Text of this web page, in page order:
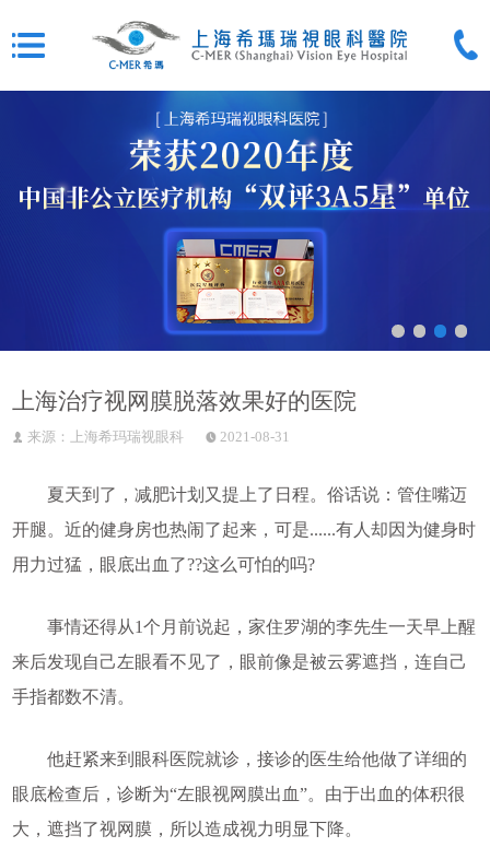
上海治疗视网膜脱落效果好的医院
来源：上海希玛瑞视眼科 2021-08-31
夏天到了，减肥计划又提上了日程。俗话说：管住嘴迈
开腿。近的健身房也热闹了起来，可是......有人却因为健身时
用力过猛，眼底出血了??这么可怕的吗?
事情还得从1个月前说起，家住罗湖的李先生一天早上醒
来后发现自己左眼看不见了，眼前像是被云雾遮挡，连自己
手指都数不清。
他赶紧来到眼科医院就诊，接诊的医生给他做了详细的
眼底检查后，诊断为“左眼视网膜出血”。由于出血的体积很
大，遮挡了视网膜，所以造成视力明显下降。